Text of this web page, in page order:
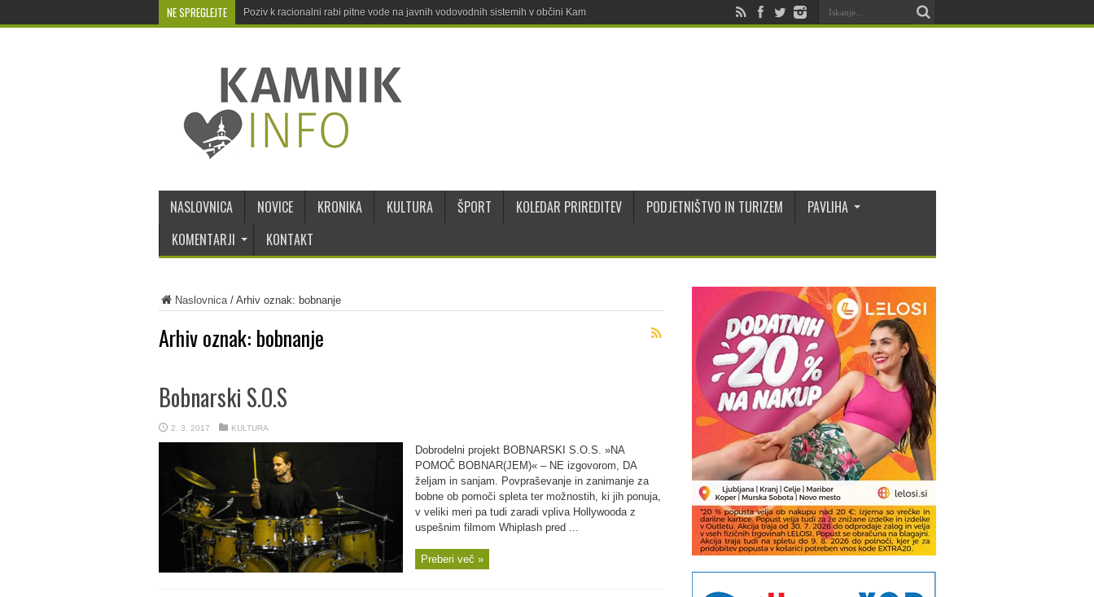
NE SPREGLEJTE Poziv k racionalni rabi pitne vode na javnih vodovodnih sistemih v občini Kamnik
NASLOVNICA NOVICE KRONIKA KULTURA ŠPORT KOLEDAR PRIREDITEV PODJETNIŠTVO IN TURIZEM
PAVLIHA
KOMENTARJI
KONTAKT
Naslovnica/ Arhiv oznak: bobnanje
Arhiv oznak: bobnanje
Bobnarski S.O.S
2. 3. 2017 KULTURA
Dobrodelni projekt BOBNARSKI S.O.S. »NA
POMOČ BOBNAR(JEM)« – NE izgovorom, DA
željam in sanjam. Povpraševanje in zanimanje za
bobne ob pomoči spleta ter možnostih, ki jih ponuja,
v veliki meri pa tudi zaradi vpliva Hollywooda z
uspešnim filmom Whiplash pred ...
Preberi več »